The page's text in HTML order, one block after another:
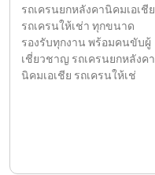
รถเครนยกหลังคานิคมเอเชีย
รถเครนให้เช่า ทุกขนาด
รองรับทุกงาน พร้อมคนขับผู้
เชี่ยวชาญ รถเครนยกหลังคา
นิคมเอเชีย รถเครนให้เช่